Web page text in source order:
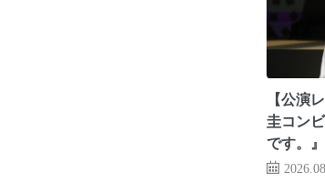
【公演
圭コン
です。』